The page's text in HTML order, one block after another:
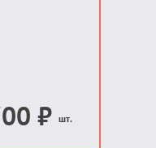
₽ шт.